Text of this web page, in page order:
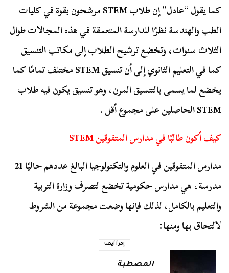
كما يقول “عادل” إن طلاب STEM مرشحون بقوة في كليات
الطب والهندسة نظرًا للدارسة المتعمقة في هذه المجالات طوال
الثلاث سنوات، وتخضع ترشيح الطلاب إلى مكاتب التنسيق
كما في التعليم الثانوي إلى أن تنسيق STEM مختلف تمامًا كما
يخضع لما يسمى بالتنسيق المرن، وهو تنسيق يكون فيه طلاب
STEM الحاصلين على مجموع أقل .
كيف أكون طالبًا في مدارس المتفوقين STEM
مدارس المتفوقين في العلوم والتكنولوجيا البالغ عددهم حاليًا 21
مدرسة، هي مدارس حكومية تخضع لتصرف وزارة التربية
والتعليم بالكامل، لذلك فإنها وضعت مجموعة من الشروط
لالتحاق بها ومنها:
إقرأ أيضا
المصطبة